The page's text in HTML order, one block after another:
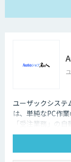
ユーザックシステ
は、単純なPC作
「受注業務」の
ど、担当者の負荷
推進に弾みをつ